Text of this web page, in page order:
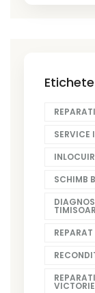
Etichete
SERVICE
SCHIMB